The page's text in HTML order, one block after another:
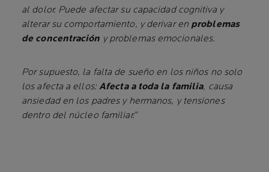
al dolor. Puede afectar su capacidad cognitiva y
alterar su comportamiento, y derivar en problemas
de concentración y problemas emocionales.
Por supuesto, la falta de sueño en los niños no solo
los afecta a ellos:Afecta a toda la familia, causa
ansiedad en los padres y hermanos, y tensiones
dentro del núcleo familiar.”